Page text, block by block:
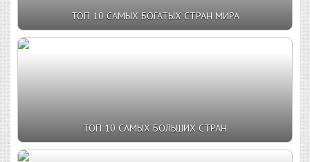
ТОП 10 САМЫХ БОГАТЫХ СТРАН МИРА
ТОП 10 САМЫХ БОЛЬШИХ СТРАН